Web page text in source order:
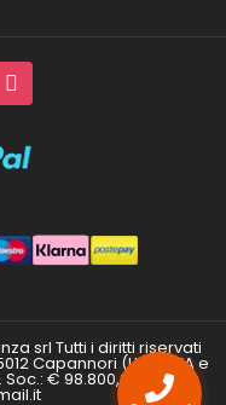
srl Tutti i diritti riservati
Capannori (LU) P.IVA e
Soc.: € 98.800,00 i.v. PEC: